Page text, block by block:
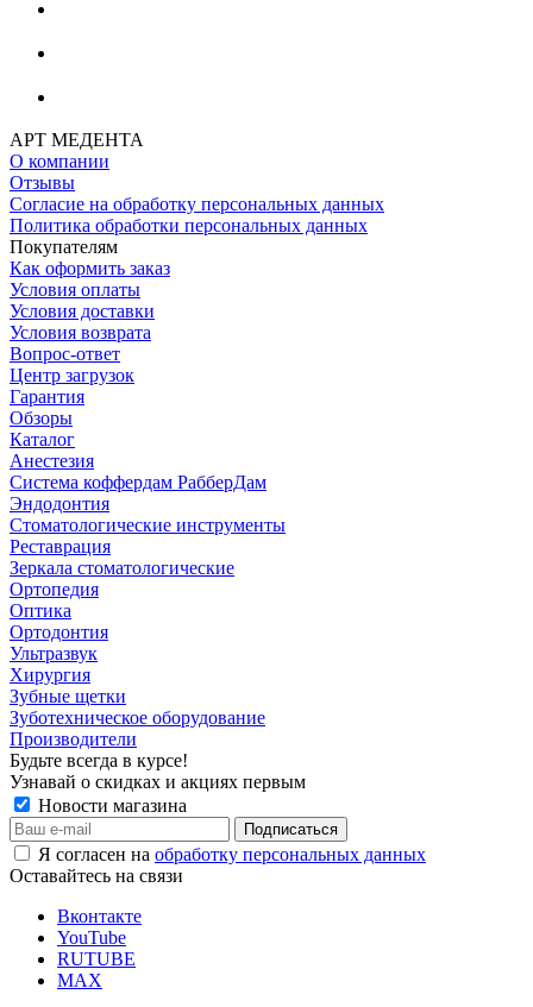
АРТ МЕДЕНТА
О компании
Отзывы
Согласие на обработку персональных данных
Политика обработки персональных данных
Покупателям
Как оформить заказ
Условия оплаты
Условия доставки
Условия возврата
Вопрос-ответ
Центр загрузок
Гарантия
Обзоры
Каталог
Анестезия
Система коффердам РабберДам
Эндодонтия
Стоматологические инструменты
Реставрация
Зеркала стоматологические
Ортопедия
Оптика
Ортодонтия
Ультразвук
Хирургия
Зубные щетки
Зуботехническое оборудование
Производители
Будьте всегда в курсе!
Узнавай о скидках и акциях первым
Новости магазина
Я согласен на обработку персональных данных
Оставайтесь на связи
Вконтакте
YouTube
RUTUBE
MAX